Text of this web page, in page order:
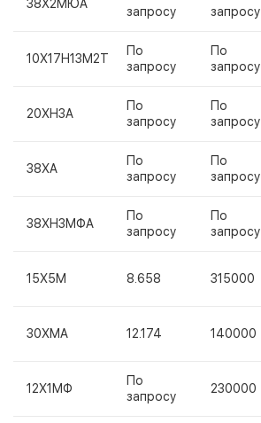
38Х2МЮА
запросу
запросу
10Х17Н13М2Т
По
запросу
По
запросу
20ХН3А
По
запросу
По
запросу
38ХА
По
запросу
По
запросу
38ХН3МФА
По
запросу
По
запросу
15Х5М 8.658 315000
30ХМА 12.174 140000
12Х1МФ
По
запросу
230000